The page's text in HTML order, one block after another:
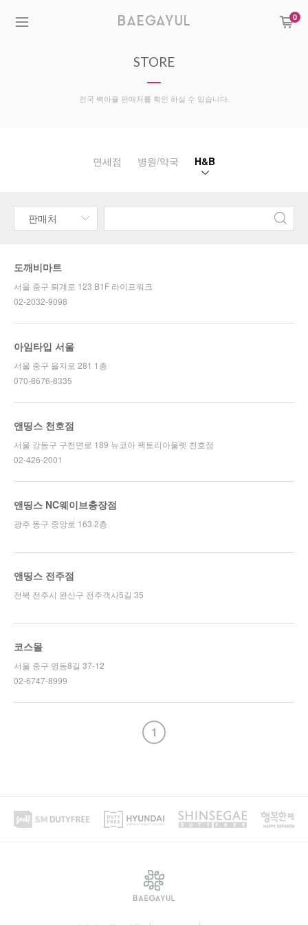
0
STORE
전국 백아율 판매처를 확인 하실 수 있습니다.
면세점 병원/약국 H&B
도깨비마트
서울 중구 퇴계로 123 B1F 라이프워크
02-2032-9098
아임타입 서울
서울 중구 을지로 281 1층
070-8676-8335
앤띵스 천호점
서울 강동구 구천면로 189 뉴코아 팩토리아울렛 천호점
02-426-2001
앤띵스 NC웨이브충장점
광주 동구 중앙로 163 2층
앤띵스 전주점
전북 전주시 완산구 전주객사5길 35
코스몰
서울 중구 명동8길 37-12
02-6747-8999
1